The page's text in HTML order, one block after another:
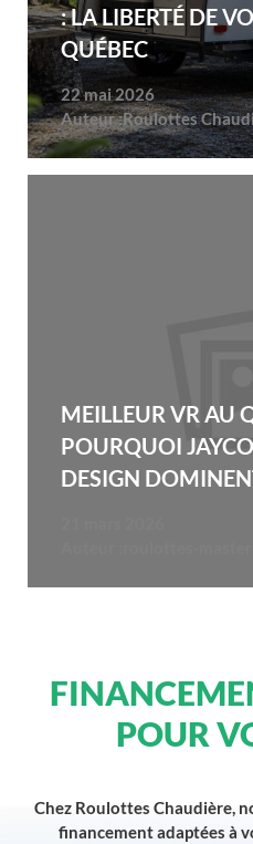
: LA LIBERTÉ DE
QUÉBEC
22 mai 2026
Auteur :Roulottes
MEILLEUR VR AU
POURQUOI
DESIGN
POUR
Chez Roulottes Chaudière,
financement adaptées à